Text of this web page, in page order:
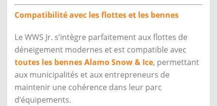
Compatibilité avec les flottes et les bennes
Le WWS Jr. s’intègre parfaitement aux flottes de
déneigement modernes et est compatible avec
toutes les bennes Alamo Snow & Ice, permettant
aux municipalités et aux entrepreneurs de
maintenir une cohérence dans leur parc
d’équipements.